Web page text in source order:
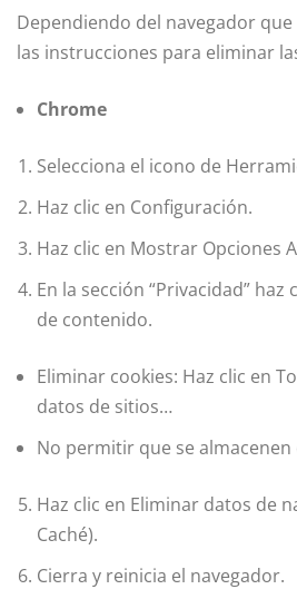
Dependiendo del navegador
las instrucciones para eliminar
Chrome
Selecciona el icono de
Haz clic en Configuración.
Haz clic en Mostrar Opciones
En la sección “Privacidad”
de contenido.
Eliminar cookies: Haz clic en
datos de sitios…
No permitir que se almacenen
Haz clic en Eliminar datos de
Caché).
Cierra y reinicia el navegador.